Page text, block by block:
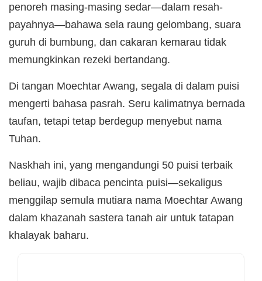
penoreh masing-masing sedar—dalam resah-
payahnya—bahawa sela raung gelombang, suara
guruh di bumbung, dan cakaran kemarau tidak
memungkinkan rezeki bertandang.
Di tangan Moechtar Awang, segala di dalam puisi
mengerti bahasa pasrah. Seru kalimatnya bernada
taufan, tetapi tetap berdegup menyebut nama
Tuhan.
Naskhah ini, yang mengandungi 50 puisi terbaik
beliau, wajib dibaca pencinta puisi—sekaligus
menggilap semula mutiara nama Moechtar Awang
dalam khazanah sastera tanah air untuk tatapan
khalayak baharu.